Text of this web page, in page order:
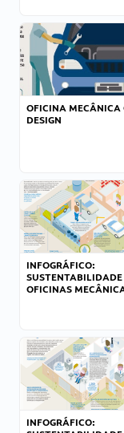
OFICINA MECÂNICA
DESIGN
INFOGRÁFICO:
OFICINAS
INFOGRÁFICO: